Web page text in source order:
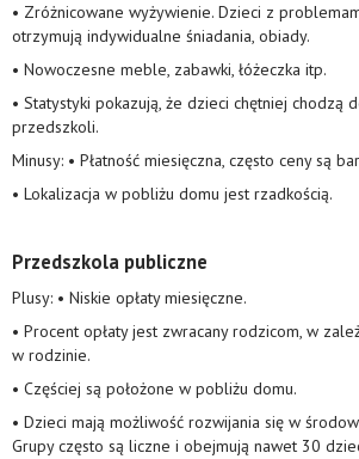
• Zróżnicowane wyżywienie. Dzieci z
otrzymują indywidualne śniadania, obiady.
• Nowoczesne meble, zabawki, łóżeczka itp.
• Statystyki pokazują, że dzieci chętniej chodzą
przedszkoli.
Minusy: • Płatność miesięczna, często ceny są
• Lokalizacja w pobliżu domu jest rzadkością.
Przedszkola publiczne
Plusy: • Niskie opłaty miesięczne.
• Procent opłaty jest zwracany rodzicom, w
w rodzinie.
• Częściej są położone w pobliżu domu.
• Dzieci mają możliwość rozwijania się w
Grupy często są liczne i obejmują nawet 30